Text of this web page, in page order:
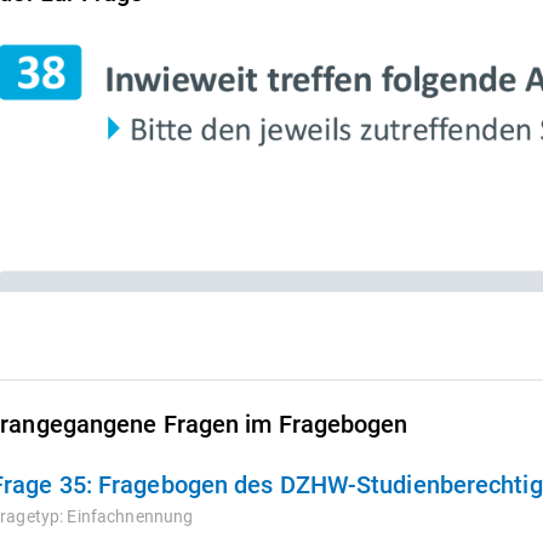
Fragen im Fragebogen
35: Fragebogen des DZHW-
Einfachnennung